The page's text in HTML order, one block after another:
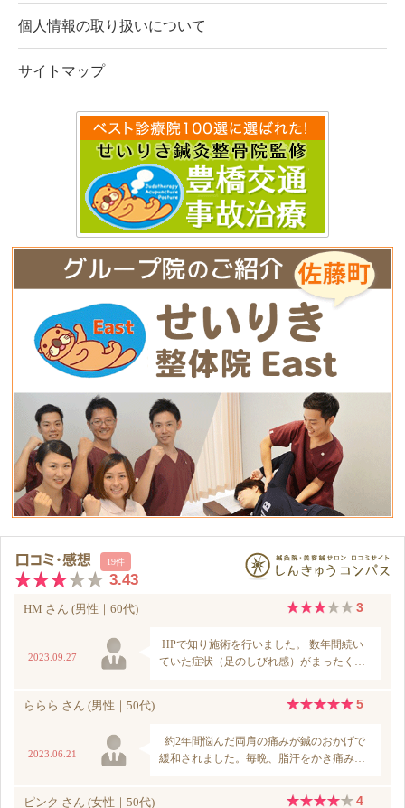
個人情報の取り扱いについて
サイトマップ